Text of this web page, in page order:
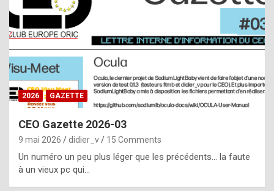
t
a
s
i
e
f
2026 GAZETTE
CEO Gazette 2026-03
9 mai 2026 didier_v 15 Comments
Un numéro un peu plus léger que les précédents… la faute
à un vieux pc qui…